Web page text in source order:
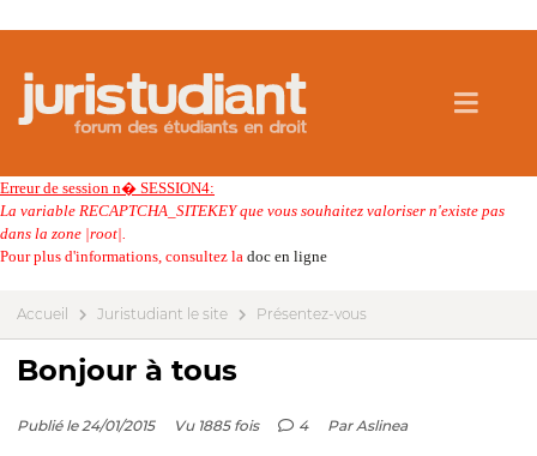
Erreur de session n� SESSION4:
La variable RECAPTCHA_SITEKEY que vous souhaitez valoriser n'existe pas
dans la zone |root|.
Pour plus d'informations, consultez la doc en ligne
Accueil Juristudiant le site Présentez-vous
Bonjour à tous
Publié le 24/01/2015 Vu 1885 fois 4 Par Aslinea